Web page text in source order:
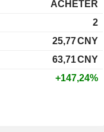
ACHETER
2
25,77CNY
63,71CNY
+147,24%